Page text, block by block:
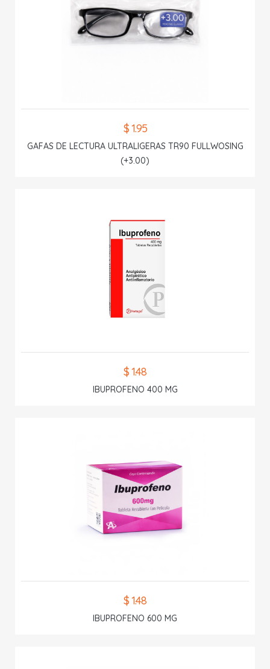
$ 1.95
GAFAS DE LECTURA ULTRALIGERAS TR90 FULLWOSING
(+3.00)
$ 1.48
IBUPROFENO 400 MG
$ 1.48
IBUPROFENO 600 MG